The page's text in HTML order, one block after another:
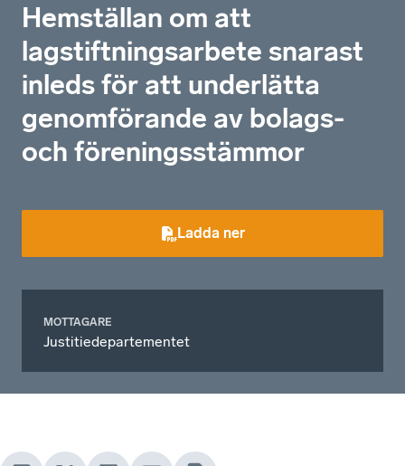
Hemställan om att
lagstiftningsarbete snarast
inleds för att underlätta
genomförande av bolags-
och föreningsstämmor
Ladda ner
MOTTAGARE
Justitiedepartementet